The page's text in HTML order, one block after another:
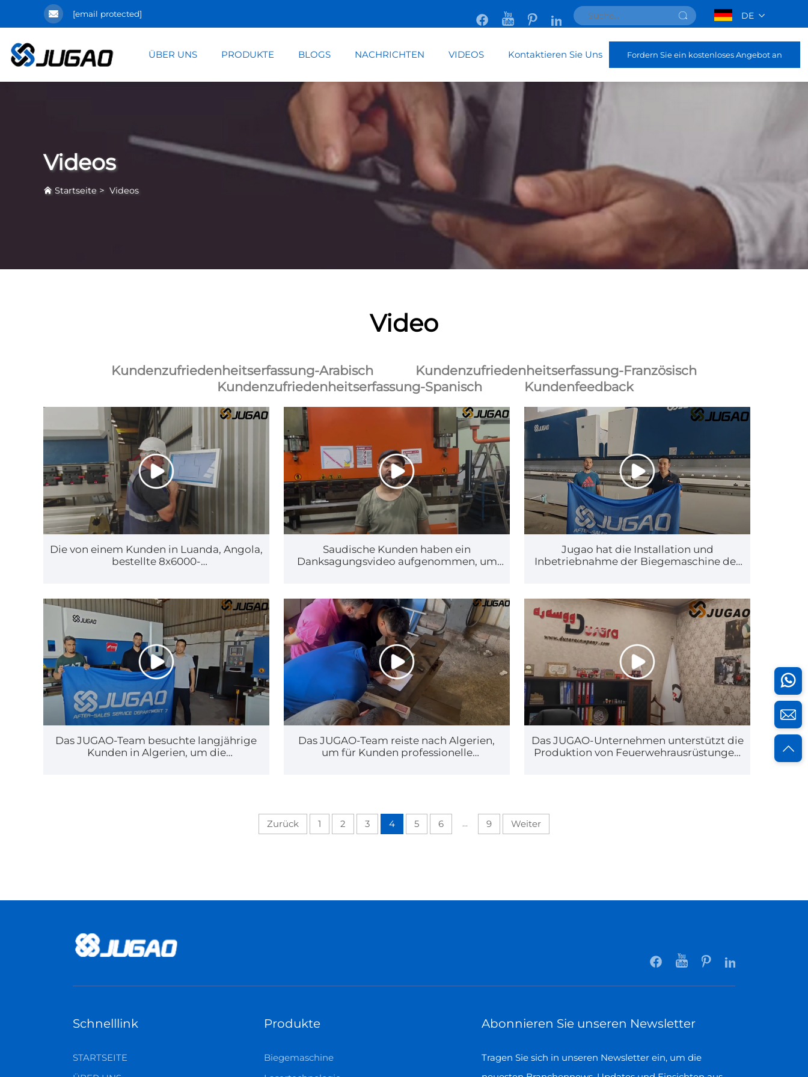
[email protected] DE
ÜBER UNS PRODUKTE BLOGS NACHRICHTEN VIDEOS Kontaktieren Sie Uns Fordern Sie ein kostenloses Angebot an
Videos
Startseite > Videos
Video
Kundenzufriedenheitserfassung-Arabisch
Kundenzufriedenheitserfassung-Französisch
Kundenzufriedenheitserfassung-Spanisch
Kundenfeedback
Die von einem Kunden in Luanda, Angola,
bestellte 8x6000-
Saudische Kunden haben ein
Danksagungsvideo aufgenommen, um
Jugao hat die Installation und
Inbetriebnahme der Biegemaschine des
Das JUGAO-Team besuchte langjährige
Kunden in Algerien, um die
Das JUGAO-Team reiste nach Algerien,
um für Kunden professionelle
Das JUGAO-Unternehmen unterstützt die
Produktion von Feuerwehrausrüstungen
Zurück 1 2 3 4 5 6 ... 9 Weiter
Schnelllink
STARTSEITE
Produkte
Biegemaschine
Abonnieren Sie unseren Newsletter
Tragen Sie sich in unseren Newsletter ein, um die